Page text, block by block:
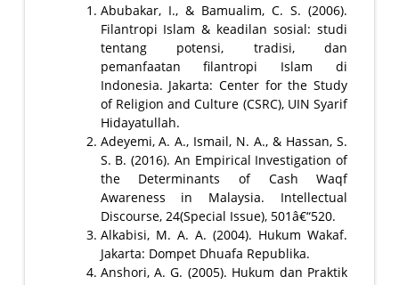
Abubakar, I., & Bamualim, C. S. (2006).
Filantropi Islam & keadilan sosial: studi
tentang potensi, tradisi, dan
pemanfaatan filantropi Islam di
Indonesia. Jakarta: Center for the Study
of Religion and Culture (CSRC), UIN Syarif
Hidayatullah.
Adeyemi, A. A., Ismail, N. A., & Hassan, S.
S. B. (2016). An Empirical Investigation of
the Determinants of Cash Waqf
Awareness in Malaysia. Intellectual
Discourse, 24(Special Issue), 501â€“520.
Alkabisi, M. A. A. (2004). Hukum Wakaf.
Jakarta: Dompet Dhuafa Republika.
Anshori, A. G. (2005). Hukum dan Praktik